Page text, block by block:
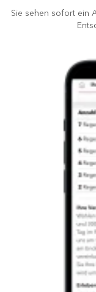
Sie sehen sofort ein